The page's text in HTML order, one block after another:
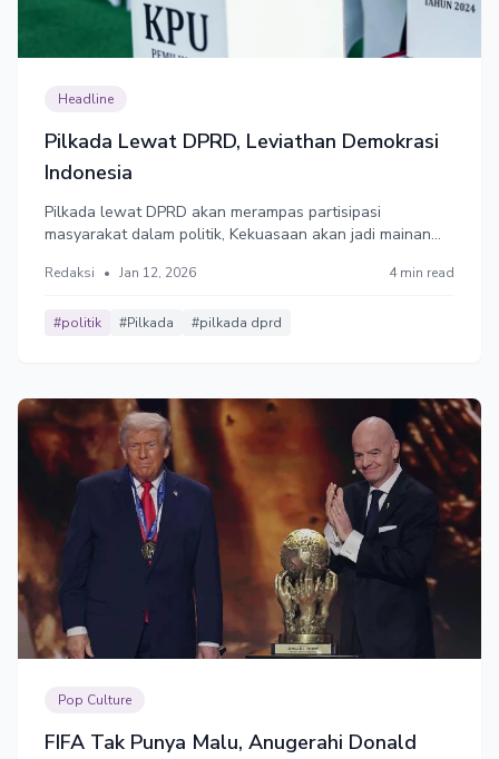
Headline
Pilkada Lewat DPRD, Leviathan Demokrasi
Indonesia
Pilkada lewat DPRD akan merampas partisipasi
masyarakat dalam politik, Kekuasaan akan jadi mainan
melahirkan pemerintahan tiran.
Redaksi • Jan 12, 2026 4 min read
#politik #Pilkada #pilkada dprd
Pop Culture
FIFA Tak Punya Malu, Anugerahi Donald